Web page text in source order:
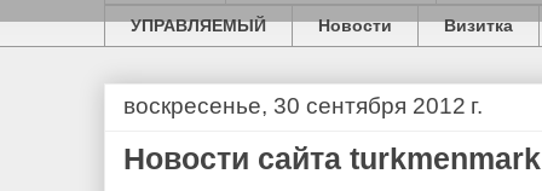
УПРАВЛЯЕМЫЙ Новости Визитка
воскресенье, 30 сентября 2012 г.
Новости сайта